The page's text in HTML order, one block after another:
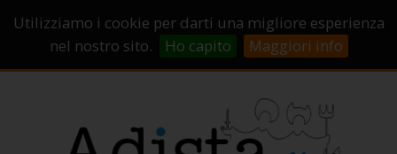
Utilizziamo i cookie per darti una migliore esperienza
nel nostro sito.
Ho capito Maggiori info
Campagne di crowdfunding
Chi Siamo